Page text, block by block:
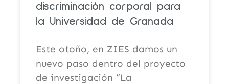
discriminación corporal para
la Universidad de Granada
Este otoño, en ZIES damos un
nuevo paso dentro del proyecto
de investigación “La